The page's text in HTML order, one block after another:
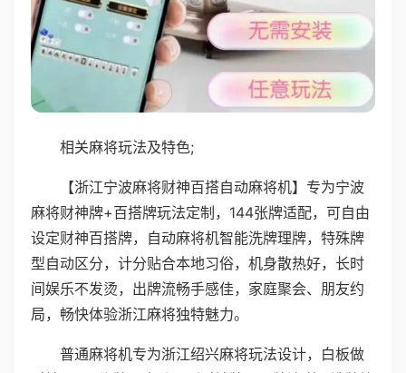
相关麻将玩法及特色;
【浙江宁波麻将财神百搭自动麻将机】专为宁波
麻将财神牌+百搭牌玩法定制，144张牌适配，可自由
设定财神百搭牌，自动麻将机智能洗牌理牌，特殊牌
型自动区分，计分贴合本地习俗，机身散热好，长时
间娱乐不发烫，出牌流畅手感佳，家庭聚会、朋友约
局，畅快体验浙江麻将独特魅力。
普通麻将机专为浙江绍兴麻将玩法设计，白板做